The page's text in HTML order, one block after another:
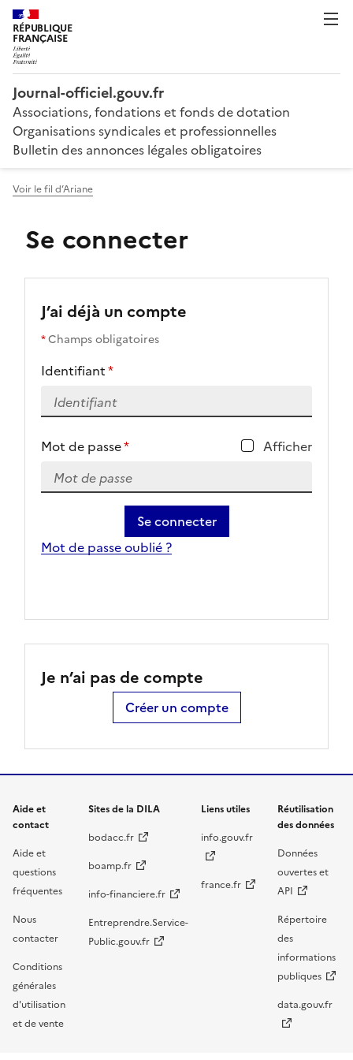
RÉPUBLIQUE
FRANÇAISE
Journal-officiel.gouv.fr
Associations, fondations et fonds de dotation
Organisations syndicales et professionnelles
Bulletin des annonces légales obligatoires
Voir le fil d’Ariane
Se connecter
J’ai déjà un compte
*Champs obligatoires
Identifiant*
Mot de passe* Afficher
Se connecter
Mot de passe oublié ?
Je n’ai pas de compte
Créer un compte
Aide et
contact
Aide et
questions
fréquentes
Nous
contacter
Conditions
générales
d'utilisation
et de vente
Sites de la DILA
bodacc.fr
boamp.fr
info-financiere.fr
Entreprendre.Service-
Public.gouv.fr
Liens utiles
info.gouv.fr
france.fr
Réutilisation
des données
Données
ouvertes et
API
Répertoire
des
informations
publiques
data.gouv.fr